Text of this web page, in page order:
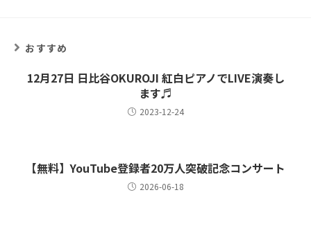
おすすめ
12月27日 日比谷OKUROJI 紅白ピアノでLIVE演奏し
ます♬
2023-12-24
【無料】YouTube登録者20万人突破記念コンサート
2026-06-18